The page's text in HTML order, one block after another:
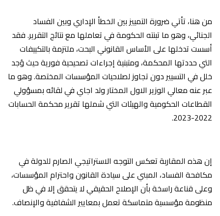
من هنا، تأتي ضرورة التمييز بين الخطأ الإداري وبين الفساد
الجنائي، وهو ما تبنته الحكومة في تعاملها مع نتائج التقرير. فقد
أسست تدخلها على الأساس القانوني البحت، ملتزمة بالتكييفات
التي حددتها المحكمة، ومتبنية إجراءات تصحيحية فورية حيث وُجد
خلل في التسيير دون تجاوز لصلاحيات المؤسسات المختصة. وهو ما
عبر عنه معالي الوزير الاول المختار ولد اجاي في لقائه بمسؤولي
القطاعات الحكومية والهيئات التي شملها تقرير محكمة الحسابات
2022-2023.
إن هذه المقاربة تعكس التوجه الاستراتيجي الصارم للدولة في
مكافحة الفساد، المبني على سيادة القانون واحترام المؤسسات،
وعلى قناعة راسخة بأن الإصلاح الحقيقي لا يتحقق إلا في ظل
منظومة مؤسسية متماسكة تعمل بمعايير الشفافية والإنصاف.